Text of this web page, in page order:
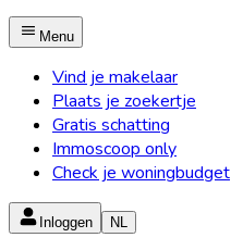
Menu
Vind je makelaar
Plaats je zoekertje
Gratis schatting
Immoscoop only
Check je woningbudget
Inloggen NL